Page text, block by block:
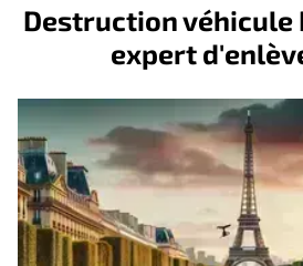
Destruction véhicule
expert